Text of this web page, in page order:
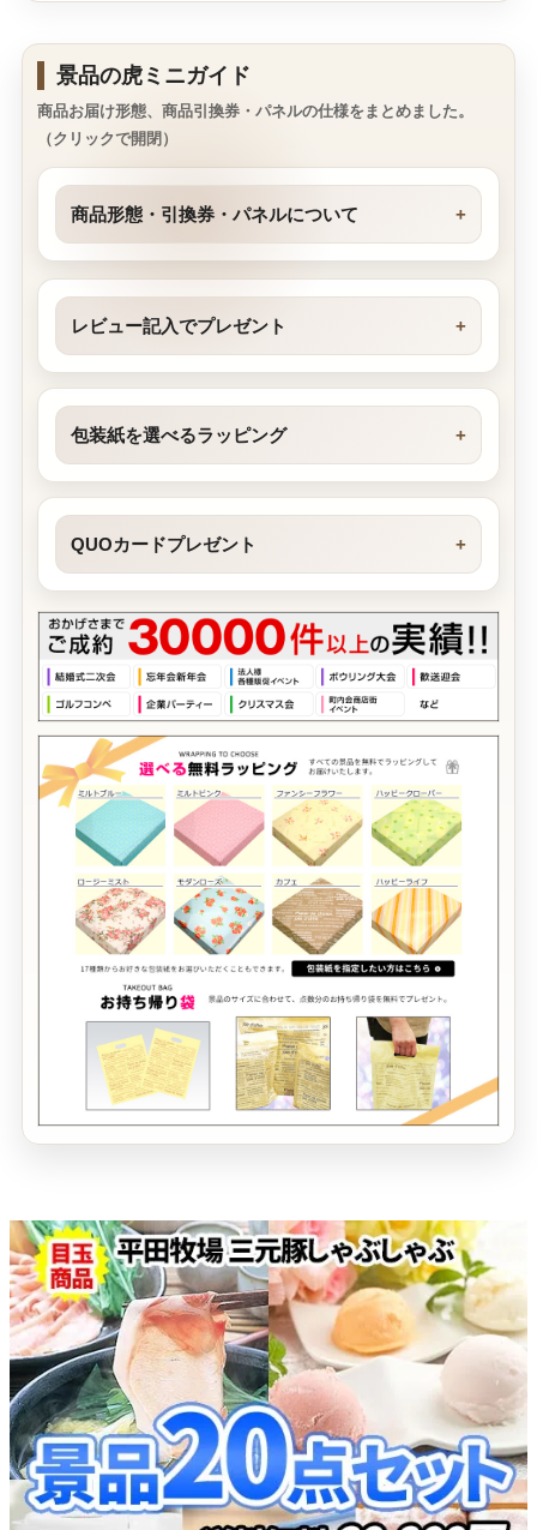
景品の虎ミニガイド
商品お届け形態、商品引換券・パネルの仕様をまとめました。
（クリックで開閉）
商品形態・引換券・パネルについて
レビュー記入でプレゼント
包装紙を選べるラッピング
QUOカードプレゼント